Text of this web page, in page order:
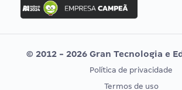
Concurso MPU
Editais publicados
Vunesp
CONCURSOS POR PROFISSÃO
EXAME DE
© 2012 - 2026 Gran Tecnologia e
Política de privacidade
Termos de uso